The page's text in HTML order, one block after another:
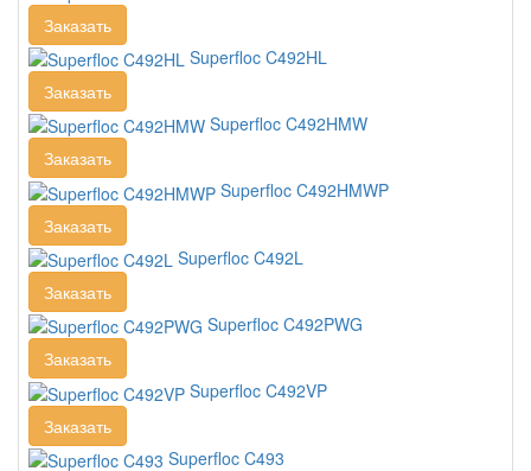
Заказать
Superfloc C492HL
Заказать
Superfloc C492HMW
Заказать
Superfloc C492HMWP
Заказать
Superfloc C492L
Заказать
Superfloc C492PWG
Заказать
Superfloc C492VP
Заказать
Superfloc C493